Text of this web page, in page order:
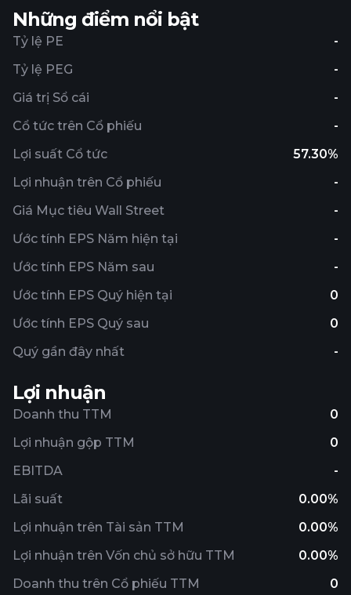
Những điểm nổi bật
Tỷ lệ PE
-
Tỷ lệ PEG
-
Giá trị Sổ cái
-
Cổ tức trên Cổ phiếu
-
Lợi suất Cổ tức
57.30%
Lợi nhuận trên Cổ phiếu
-
Giá Mục tiêu Wall Street
-
Ước tính EPS Năm hiện tại
-
Ước tính EPS Năm sau
-
Ước tính EPS Quý hiện tại
0
Ước tính EPS Quý sau
0
Quý gần đây nhất
-
Lợi nhuận
Doanh thu TTM
0
Lợi nhuận gộp TTM
0
EBITDA
-
Lãi suất
0.00%
Lợi nhuận trên Tài sản TTM
0.00%
Lợi nhuận trên Vốn chủ sở hữu TTM
0.00%
Doanh thu trên Cổ phiếu TTM
0